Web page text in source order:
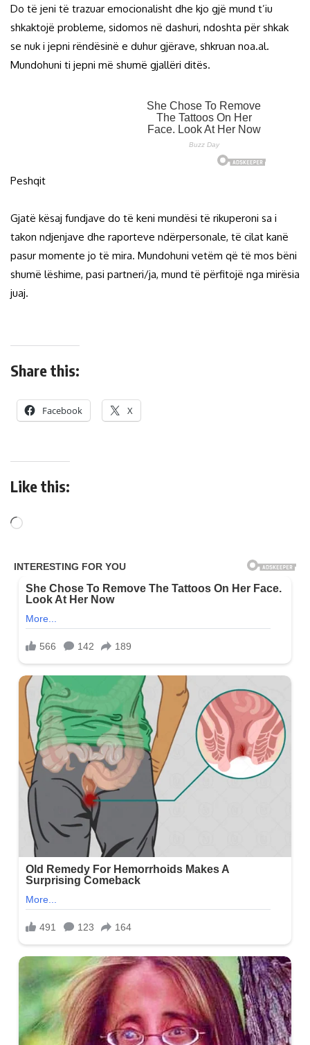
Do të jeni të trazuar emocionalisht dhe kjo gjë mund t’iu
shkaktojë probleme, sidomos në dashuri, ndoshta për shkak
se nuk i jepni rëndësinë e duhur gjërave, shkruan noa.al.
Mundohuni ti jepni më shumë gjallëri ditës.
Peshqit
Gjatë kësaj fundjave do të keni mundësi të rikuperoni sa i
takon ndjenjave dhe raporteve ndërpersonale, të cilat kanë
pasur momente jo të mira. Mundohuni vetëm që të mos bëni
shumë lëshime, pasi partneri/ja, mund të përfitojë nga mirësia
juaj.
Share this:
Facebook X
Like this: